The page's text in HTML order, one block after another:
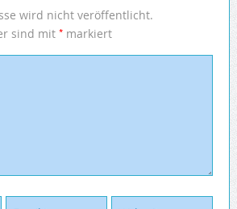
wird nicht veröffentlicht.
sind mit *markiert